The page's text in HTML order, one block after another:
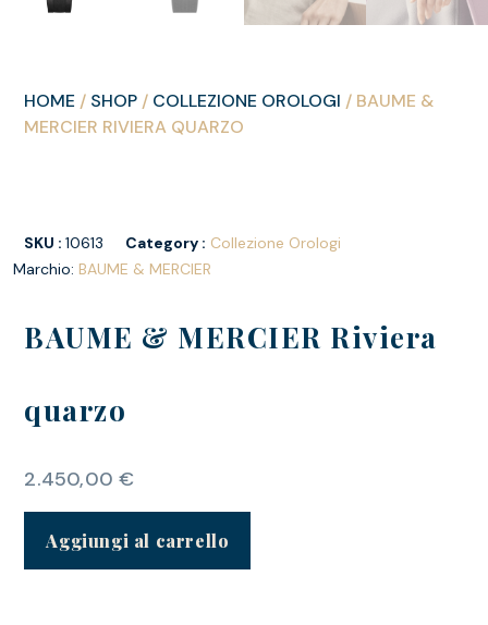
HOME / SHOP / COLLEZIONE OROLOGI / BAUME &
MERCIER RIVIERA QUARZO
SKU :10613 Category : Collezione Orologi
Marchio: BAUME & MERCIER
BAUME & MERCIER Riviera
quarzo
2.450,00€
Aggiungi al carrello